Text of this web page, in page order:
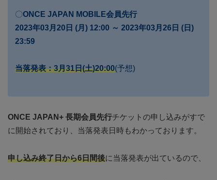
〇ONCE JAPAN MOBILE会員先行
2023年03月20日 (月) 12:00 ～ 2023年03月26日 (日)
23:59
当落発表：3月31日(土)20:00(予想)
ONCE JAPAN+ 長期会員先行チケットの申し込みがすで
に開始されており、当落発表日時もわかっております。
申し込み終了日から6日間後に当落発表が出ているので、